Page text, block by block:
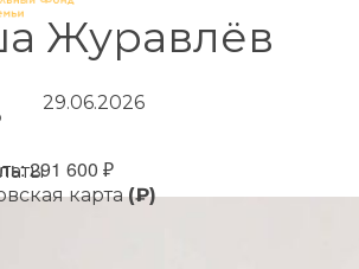
Журавлёв
29.06.2026
291 600 ₽
карта(₽)